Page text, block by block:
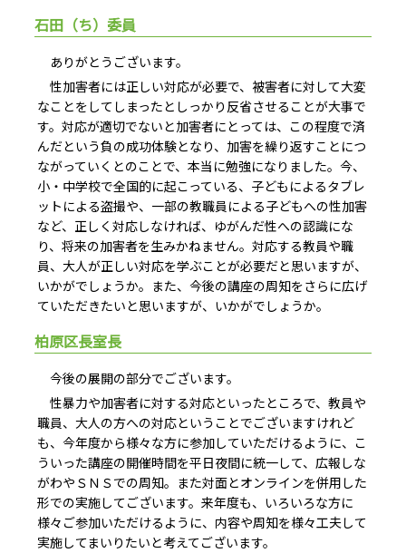
石田（ち）委員
ありがとうございます。
性加害者には正しい対応が必要で、被害者に対して大変
なことをしてしまったとしっかり反省させることが大事で
す。対応が適切でないと加害者にとっては、この程度で済
んだという負の成功体験となり、加害を繰り返すことにつ
ながっていくとのことで、本当に勉強になりました。今、
小・中学校で全国的に起こっている、子どもによるタブレ
ットによる盗撮や、一部の教職員による子どもへの性加害
など、正しく対応しなければ、ゆがんだ性への認識にな
り、将来の加害者を生みかねません。対応する教員や職
員、大人が正しい対応を学ぶことが必要だと思いますが、
いかがでしょうか。また、今後の講座の周知をさらに広げ
ていただきたいと思いますが、いかがでしょうか。
柏原区長室長
今後の展開の部分でございます。
性暴力や加害者に対する対応といったところで、教員や
職員、大人の方への対応ということでございますけれど
も、今年度から様々な方に参加していただけるように、こ
ういった講座の開催時間を平日夜間に統一して、広報しな
がわやＳＮＳでの周知。また対面とオンラインを併用した
形での実施してございます。来年度も、いろいろな方に
様々ご参加いただけるように、内容や周知を様々工夫して
実施してまいりたいと考えてございます。